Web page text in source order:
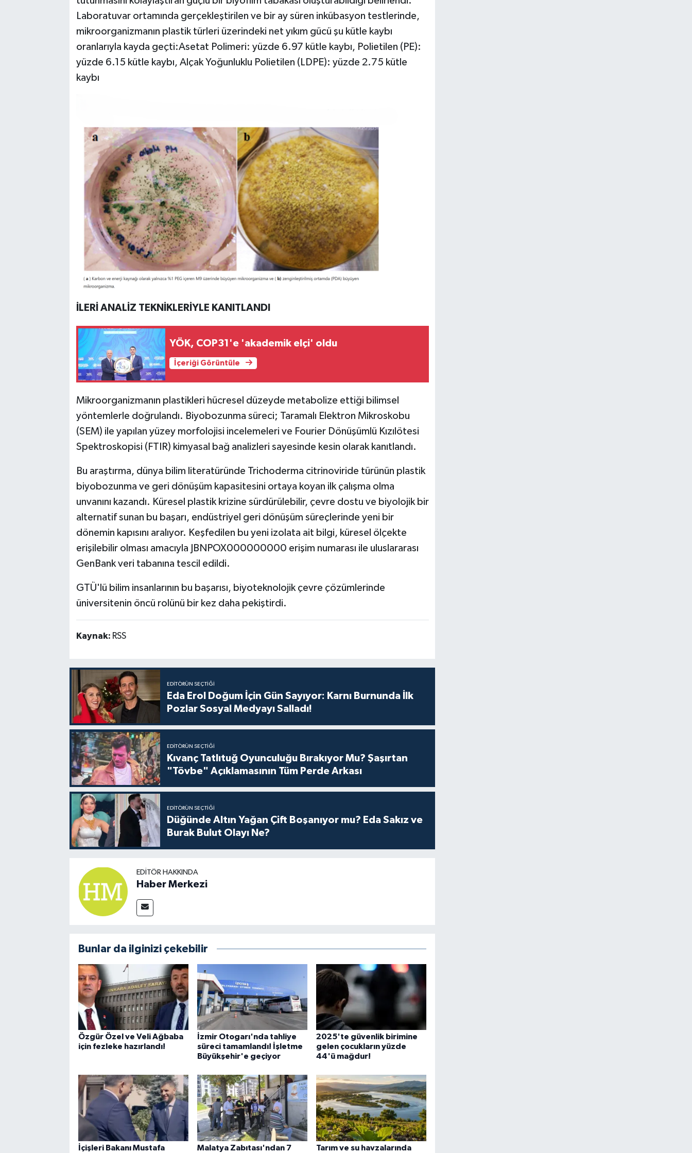
Laboratuvar ortamında gerçekleştirilen ve bir ay süren inkübasyon testlerinde,
mikroorganizmanın plastik türleri üzerindeki net yıkım gücü şu kütle kaybı
oranlarıyla kayda geçti:Asetat Polimeri: yüzde 6.97 kütle kaybı, Polietilen (PE):
yüzde 6.15 kütle kaybı, Alçak Yoğunluklu Polietilen (LDPE): yüzde 2.75 kütle
kaybı
İLERİ ANALİZ TEKNİKLERİYLE KANITLANDI
YÖK, COP31'e 'akademik elçi' oldu
İçeriği Görüntüle
Mikroorganizmanın plastikleri hücresel düzeyde metabolize ettiği bilimsel
yöntemlerle doğrulandı. Biyobozunma süreci; Taramalı Elektron Mikroskobu
(SEM) ile yapılan yüzey morfolojisi incelemeleri ve Fourier Dönüşümlü Kızılötesi
Spektroskopisi (FTIR) kimyasal bağ analizleri sayesinde kesin olarak kanıtlandı.
Bu araştırma, dünya bilim literatüründe Trichoderma citrinoviride türünün plastik
biyobozunma ve geri dönüşüm kapasitesini ortaya koyan ilk çalışma olma
unvanını kazandı. Küresel plastik krizine sürdürülebilir, çevre dostu ve biyolojik bir
alternatif sunan bu başarı, endüstriyel geri dönüşüm süreçlerinde yeni bir
dönemin kapısını aralıyor. Keşfedilen bu yeni izolata ait bilgi, küresel ölçekte
erişilebilir olması amacıyla JBNPOX000000000 erişim numarası ile uluslararası
GenBank veri tabanına tescil edildi.
GTÜ'lü bilim insanlarının bu başarısı, biyoteknolojik çevre çözümlerinde
üniversitenin öncü rolünü bir kez daha pekiştirdi.
Kaynak: RSS
EDITÖRÜN SEÇTIĞI
Eda Erol Doğum İçin Gün Sayıyor: Karnı Burnunda İlk
Pozlar Sosyal Medyayı Salladı!
EDITÖRÜN SEÇTIĞI
Kıvanç Tatlıtuğ Oyunculuğu Bırakıyor Mu? Şaşırtan
"Tövbe" Açıklamasının Tüm Perde Arkası
EDITÖRÜN SEÇTIĞI
Düğünde Altın Yağan Çift Boşanıyor mu? Eda Sakız ve
Burak Bulut Olayı Ne?
EDITÖR HAKKINDA
Haber Merkezi
Bunlar da ilginizi çekebilir
Özgür Özel ve Veli Ağbaba
için fezleke hazırlandı!
İzmir Otogarı'nda tahliye
süreci tamamlandı! İşletme
Büyükşehir'e geçiyor
2025'te güvenlik birimine
gelen çocukların yüzde
44'ü mağdur!
İçişleri Bakanı Mustafa Malatya Zabıtası'ndan 7 Tarım ve su havzalarında